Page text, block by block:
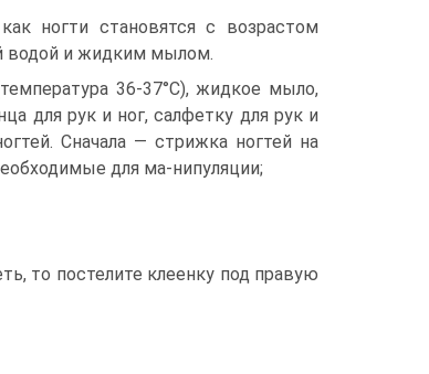
ногти становятся с возрастом
водой и жидким мылом.
36-37°С), жидкое мыло,
для рук и ног, салфетку для рук и
Сначала — стрижка ногтей на
для ма-нипуляции;
то постелите клеенку под правую